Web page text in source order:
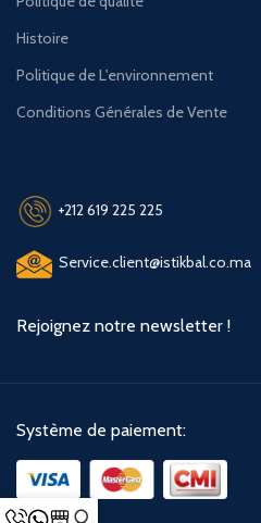
Histoire
Politique de L'environnement
Conditions Générales de Vente
+212 619 225 225
Service.client@istikbal.co.ma
Rejoignez notre newsletter !
Système de paiement: